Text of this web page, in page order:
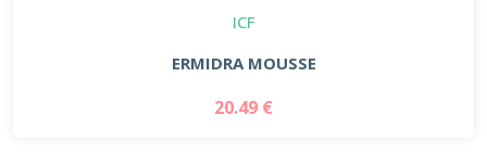
ICF
ERMIDRA MOUSSE
20.49 €